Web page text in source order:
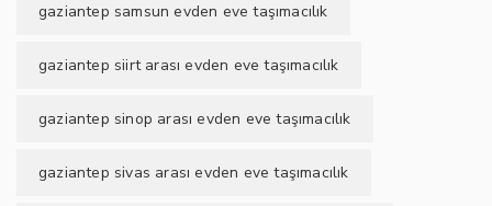
gaziantep samsun evden eve taşımacılık
gaziantep siirt arası evden eve taşımacılık
gaziantep sinop arası evden eve taşımacılık
gaziantep sivas arası evden eve taşımacılık